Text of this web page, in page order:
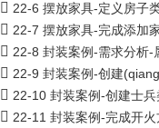
22-6 摆放家具-定义房子
22-7 摆放家具-完成添加
22-8 封装案例-需求分析-
22-9 封装案例-创建
22-10 封装案例-创建士
22-11 封装案例-完成开火